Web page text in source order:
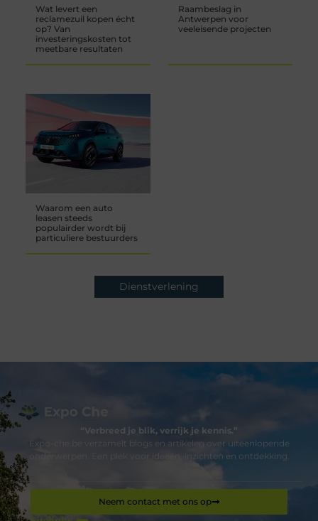
Wat levert een
reclamezuil kopen écht
op? Van
investeringskosten tot
meetbare resultaten
Raambeslag in
Antwerpen voor
veeleisende projecten
Waarom een auto
leasen steeds
populairder wordt bij
particuliere bestuurders
Dienstverlening
“Verbreed je blik, verrijk je kennis.”
Expo-che.be verzamelt blogs en artikelen over uiteenlopende
onderwerpen. Een plek voor ideeën, inzichten en ontdekking.
Neem contact met ons op